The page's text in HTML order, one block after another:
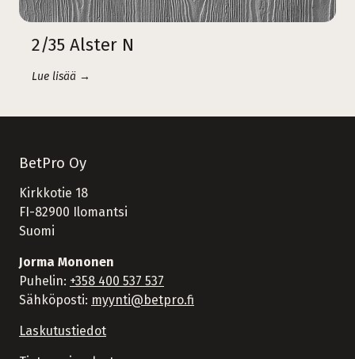
2/35 Alster N
Lue lisää →
BetPro Oy
Kirkkotie 18
FI-82900 Ilomantsi
Suomi
Jorma Mononen
Puhelin: +358 400 537 537
Sähköposti: myynti@betpro.fi
Laskutustiedot